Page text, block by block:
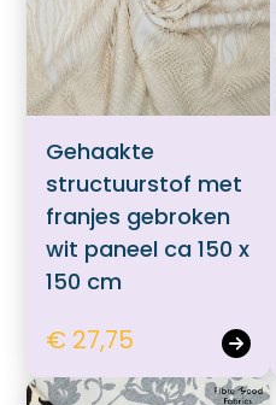
Gehaakte
structuurstof met
franjes gebroken
wit paneel ca 150 x
150 cm
€ 27,75